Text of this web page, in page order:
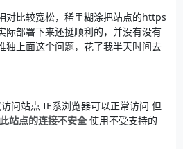
对比较宽松，稀里糊涂把站点的https
际部署下来还挺顺利的，并没有没有
独上面这个问题，花了我半天时间去
问站点 IE系浏览器可以正常访问 但
此站点的连接不安全使用不受支持的